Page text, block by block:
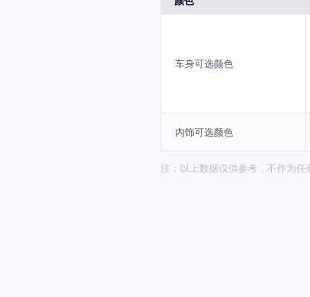
车身可选颜色
内饰可选颜色
注：以上数据仅供参考，不作为